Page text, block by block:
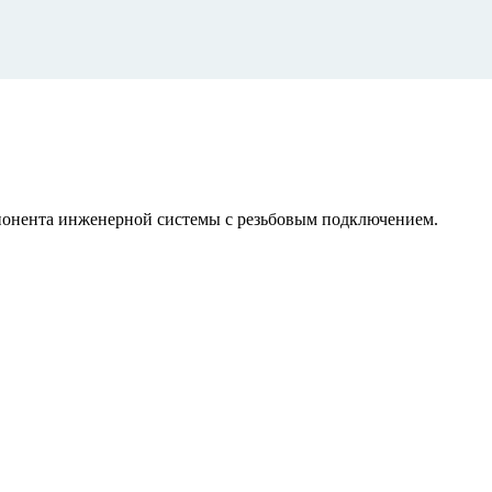
инженерной системы с резьбовым подключением.